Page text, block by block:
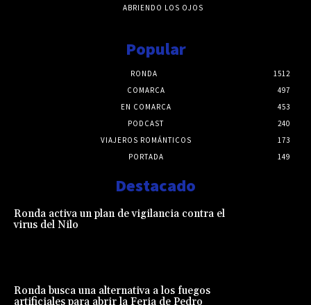
ABRIENDO LOS OJOS
Popular
RONDA
1512
COMARCA
497
EN COMARCA
453
PODCAST
240
VIAJEROS ROMÁNTICOS
173
PORTADA
149
Destacado
Ronda activa un plan de vigilancia contra el
virus del Nilo
Ronda busca una alternativa a los fuegos
artificiales para abrir la Feria de Pedro